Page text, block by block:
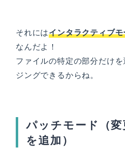
それにはインタラクティブ
なんだよ！
ファイルの特定の部分だけ
ジングできるからね。
パッチモード（
を追加）